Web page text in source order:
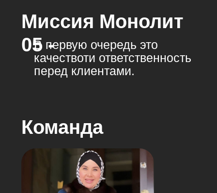
Миссия Монолит
05 -
В первую очередь это
качествоти ответственность
перед клиентами.
Команда